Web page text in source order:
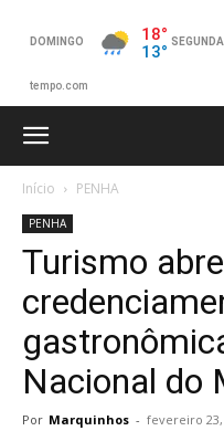
Início PENHA
PENHA
Turismo abre
Nacional do
Por Marquinhos - fevereiro 23,